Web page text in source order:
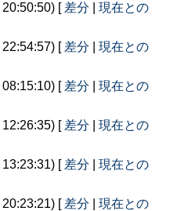
[ 差分
現在との
[ 差分
現在との
[ 差分
現在との
[ 差分
現在との
[ 差分
現在との
[ 差分
現在との